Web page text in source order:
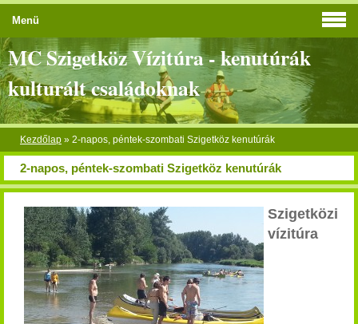
MC Szigetköz Vízitúra - kenutúrák
kulturált családoknak
Kezdőlap » 2-napos, péntek-szombati Szigetköz kenutúrák
2-napos, péntek-szombati Szigetköz kenutúrák
Szigetközi
vízitúra
Menü